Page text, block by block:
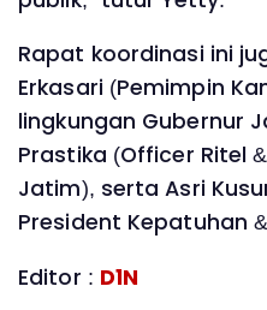
Rapat koordinasi ini
Erkasari (Pemimpin
lingkungan Gubernur
Prastika (Officer Ritel
Jatim), serta Asri
President Kepatuhan
Editor : D1N